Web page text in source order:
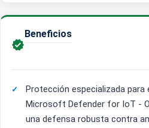

Beneficios
Protección especializada para
Microsoft Defender for IoT -
una defensa robusta contra